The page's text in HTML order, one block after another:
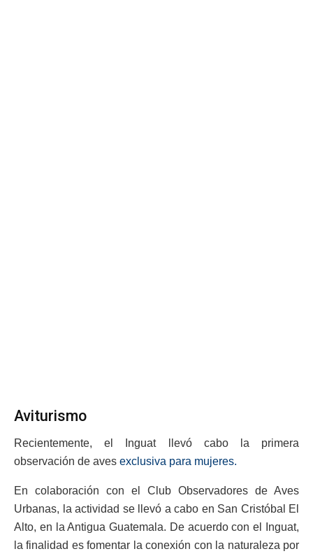
Aviturismo
Recientemente, el Inguat llevó cabo la primera
observación de aves exclusiva para mujeres.
En colaboración con el Club Observadores de Aves
Urbanas, la actividad se llevó a cabo en San Cristóbal El
Alto, en la Antigua Guatemala. De acuerdo con el Inguat,
la finalidad es fomentar la conexión con la naturaleza por